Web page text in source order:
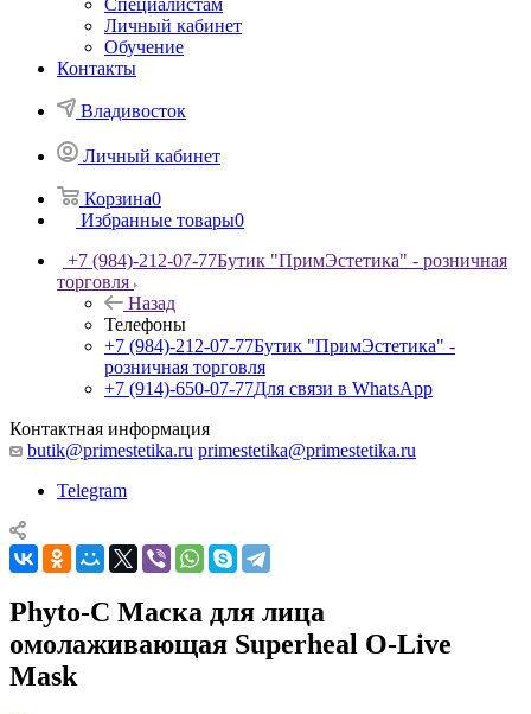
Специалистам
Личный кабинет
Обучение
Контакты
Владивосток
Личный кабинет
Корзина0
Избранные товары0
+7 (984)-212-07-77Бутик "ПримЭстетика" - розничная
торговля
Назад
Телефоны
+7 (984)-212-07-77Бутик "ПримЭстетика" -
розничная торговля
+7 (914)-650-07-77Для связи в WhatsApp
Контактная информация
butik@primestetika.ru primestetika@primestetika.ru
Telegram
Phyto-C Маска для лица
омолаживающая Superheal O-Live
Mask